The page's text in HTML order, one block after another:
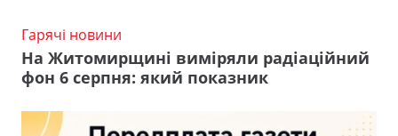
Гарячі новини
На Житомирщині виміряли радіаційний
фон 6 серпня: який показник